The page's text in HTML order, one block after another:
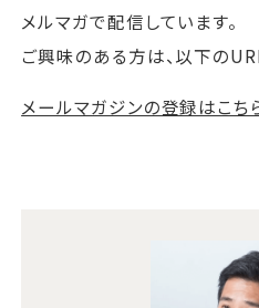
メルマガで配信しています。
ご興味のある方は、以下の
メールマガジンの登録はこち